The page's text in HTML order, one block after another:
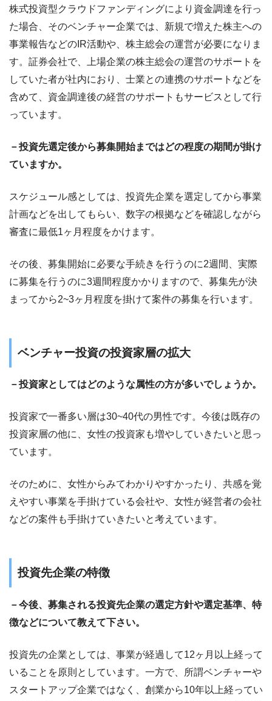
株式投資型クラウドファンディングにより資金調達を行っ
た場合、そのベンチャー企業では、新規で増えた株主への
事業報告などのIR活動や、株主総会の運営が必要になりま
す。証券会社で、上場企業の株主総会の運営のサポートを
していた者が社内におり、士業との連携のサポートなどを
含めて、資金調達後の経営のサポートもサービスとして行
っています。
－投資先選定後から募集開始まではどの程度の期間が掛け
ていますか。
スケジュール感としては、投資先企業を選定してから事業
計画などを出してもらい、数字の根拠などを確認しながら
審査に最低1ヶ月程度をかけます。
その後、募集開始に必要な手続きを行うのに2週間、実際
に募集を行うのに3週間程度かかりますので、募集先が決
まってから2~3ヶ月程度を掛けて案件の募集を行います。
ベンチャー投資の投資家層の拡大
－投資家としてはどのような属性の方が多いでしょうか。
投資家で一番多い層は30~40代の男性です。今後は既存の
投資家層の他に、女性の投資家も増やしていきたいと思っ
ています。
そのために、女性からみてわかりやすかったり、共感を覚
えやすい事業を手掛けている会社や、女性が経営者の会社
などの案件も手掛けていきたいと考えています。
投資先企業の特徴
－今後、募集される投資先企業の選定方針や選定基準、特
徴などについて教えて下さい。
投資先の企業としては、事業が経過して12ヶ月以上経って
いることを原則としています。一方で、所謂ベンチャーや
スタートアップ企業ではなく、創業から10年以上経ってい